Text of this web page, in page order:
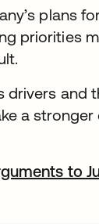
plans
priorities
drivers and
a stronger
to